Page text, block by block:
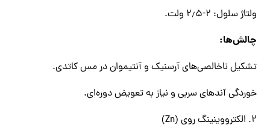
ولتاژ سلول: ۲-۲٫۵ ولت.
چالش‌ها:
تشکیل ناخالصی‌های آرسنیک و آنتیموان در مس کاتدی.
خوردگی آندهای سربی و نیاز به تعویض دوره‌ای.
۲. الکترووینینگ روی (Zn)